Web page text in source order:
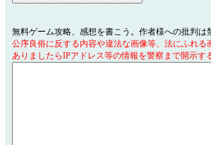
無料ゲーム攻略、感想を書こう。作者様への批判は
公序良俗に反する内容や違法な画像等、法にふれ
ありましたらIPアドレス等の情報を警察まで開示す